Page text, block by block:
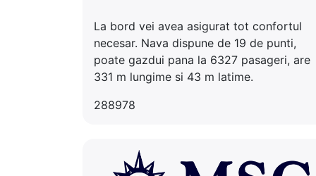
La bord vei avea asigurat tot confortul
necesar. Nava dispune de 19 de punti,
poate gazdui pana la 6327 pasageri, are
331 m lungime si 43 m latime.
288978